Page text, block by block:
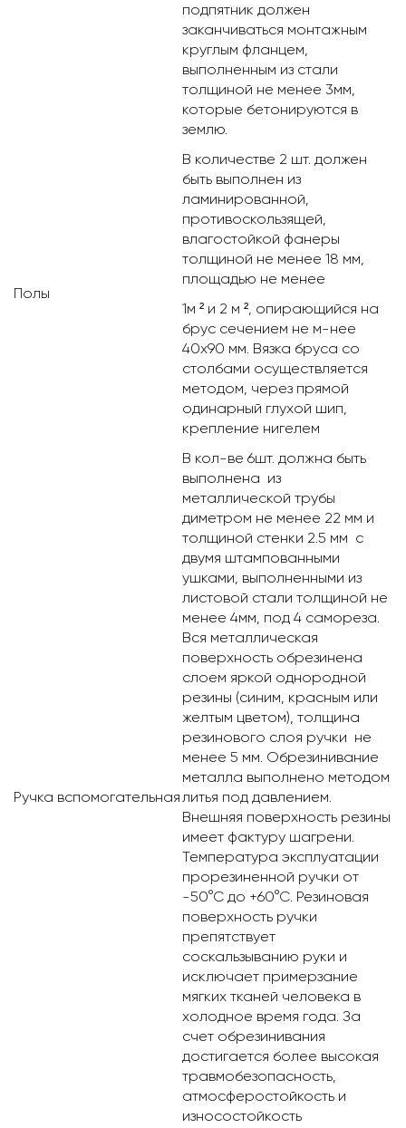
подпятник должен
заканчиваться монтажным
круглым фланцем,
выполненным из стали
толщиной не менее 3мм,
которые бетонируются в
землю.
Полы
В количестве 2 шт. должен
быть выполнен из
ламинированной,
противоскользящей,
влагостойкой фанеры
толщиной не менее 18 мм,
площадью не менее
1м ² и 2 м ², опирающийся на
брус сечением не м-нее
40х90 мм. Вязка бруса со
столбами осуществляется
методом, через прямой
одинарный глухой шип,
крепление нигелем
Ручка вспомогательная
В кол-ве 6шт. должна быть
выполнена из
металлической трубы
диметром не менее 22 мм и
толщиной стенки 2.5 мм с
двумя штампованными
ушками, выполненными из
листовой стали толщиной не
менее 4мм, под 4 самореза.
Вся металлическая
поверхность обрезинена
слоем яркой однородной
резины (синим, красным или
желтым цветом), толщина
резинового слоя ручки не
менее 5 мм. Обрезинивание
металла выполнено методом
литья под давлением.
Внешняя поверхность резины
имеет фактуру шагрени.
Температура эксплуатации
прорезиненной ручки от
-50°С до +60°С. Резиновая
поверхность ручки
препятствует
соскальзыванию руки и
исключает примерзание
мягких тканей человека в
холодное время года. За
счет обрезинивания
достигается более высокая
травмобезопасность,
атмосферостойкость и
износостойкость